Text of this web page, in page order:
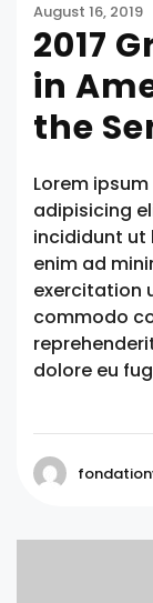
August 16, 2019
2017
in
the
Lorem
adipisicing
incididunt ut
enim ad
exercitation
commodo
dolore eu